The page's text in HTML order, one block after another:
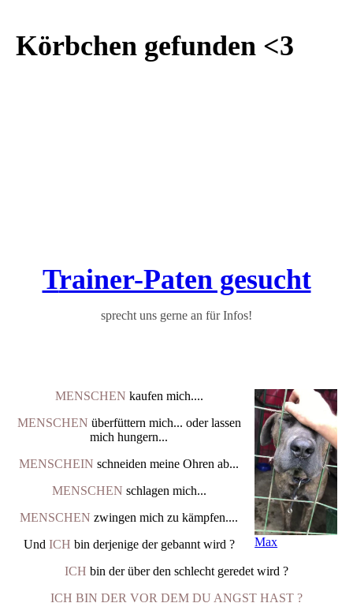
Körbchen gefunden <3
Trainer-Paten gesucht
sprecht uns gerne an für Infos!
Max
MENSCHEN kaufen mich....
MENSCHEN überfüttern mich... oder lassen
mich hungern...
MENSCHEINschneiden meine Ohren ab...
MENSCHEN schlagen mich...
MENSCHEN zwingen mich zu kämpfen....
Und ICH bin derjenige der gebannt wird ?
ICH bin der über den schlecht geredet wird ?
ICH BIN DER VOR DEM DU ANGST HAST ?